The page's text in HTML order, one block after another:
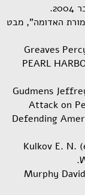
האדומה", מבט
5. Greaves
PEARL
6. Gudmens
Attack on
Defending
7. Kulkov E.
8. Murphy